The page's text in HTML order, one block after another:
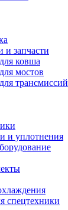
и запчасти
ковша
мостов
трансмиссий
и уплотнения
спецтехники